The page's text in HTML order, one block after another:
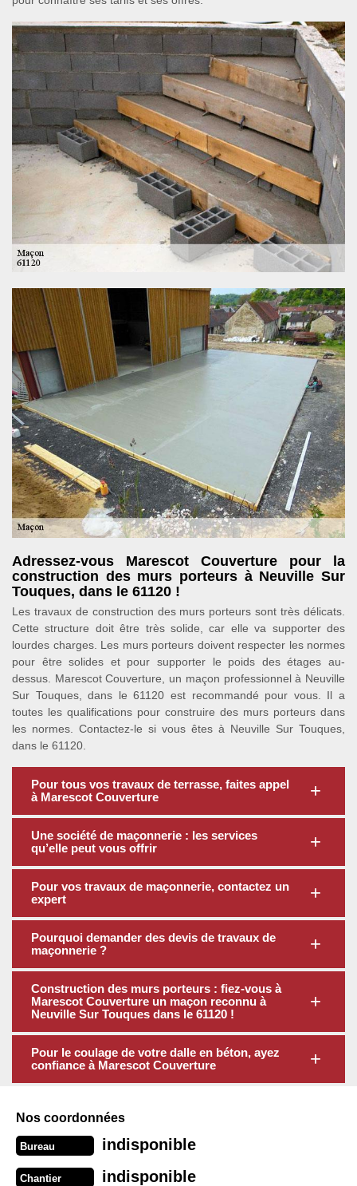
Adressez-vous Marescot Couverture pour la
construction des murs porteurs à Neuville Sur
Touques, dans le 61120 !
Les travaux de construction des murs porteurs sont très délicats.
Cette structure doit être très solide, car elle va supporter des
lourdes charges. Les murs porteurs doivent respecter les normes
pour être solides et pour supporter le poids des étages au-
dessus. Marescot Couverture, un maçon professionnel à Neuville
Sur Touques, dans le 61120 est recommandé pour vous. Il a
toutes les qualifications pour construire des murs porteurs dans
les normes. Contactez-le si vous êtes à Neuville Sur Touques,
dans le 61120.
Pour tous vos travaux de terrasse, faites appel
à Marescot Couverture
Une société de maçonnerie : les services
qu’elle peut vous offrir
Pour vos travaux de maçonnerie, contactez un
expert
Pourquoi demander des devis de travaux de
maçonnerie ?
Construction des murs porteurs : fiez-vous à
Marescot Couverture un maçon reconnu à
Neuville Sur Touques dans le 61120 !
Pour le coulage de votre dalle en béton, ayez
confiance à Marescot Couverture
Nos coordonnées
Bureau indisponible
Chantier indisponible